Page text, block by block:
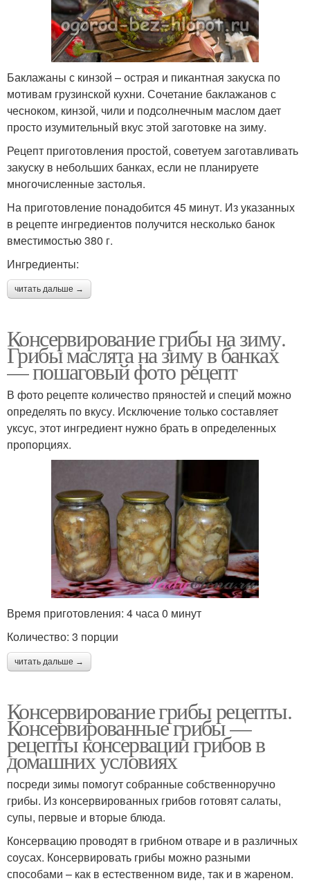
Баклажаны с кинзой – острая и пикантная закуска по
мотивам грузинской кухни. Сочетание баклажанов с
чесноком, кинзой, чили и подсолнечным маслом дает
просто изумительный вкус этой заготовке на зиму.
Рецепт приготовления простой, советуем заготавливать
закуску в небольших банках, если не планируете
многочисленные застолья.
На приготовление понадобится 45 минут. Из указанных
в рецепте ингредиентов получится несколько банок
вместимостью 380 г.
Ингредиенты:
читать дальше →
Консервирование грибы на зиму.
Грибы маслята на зиму в банках
— пошаговый фото рецепт
В фото рецепте количество пряностей и специй можно
определять по вкусу. Исключение только составляет
уксус, этот ингредиент нужно брать в определенных
пропорциях.
Время приготовления: 4 часа 0 минут
Количество: 3 порции
читать дальше →
Консервирование грибы рецепты.
Консервированные грибы —
рецепты консервации грибов в
домашних условиях
посреди зимы помогут собранные собственноручно
грибы. Из консервированных грибов готовят салаты,
супы, первые и вторые блюда.
Консервацию проводят в грибном отваре и в различных
соусах. Консервировать грибы можно разными
способами – как в естественном виде, так и в жареном.